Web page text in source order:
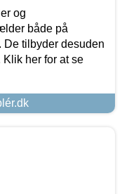
og
både på
De tilbyder desuden
her for at se